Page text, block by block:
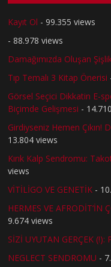
Kayıt Ol - 99.355 views
- 88.978 views
Damağımızda Oluşan
Tıp Temalı 3 Kitap Önerisi
Görsel Seçici Dikkatin E-
Biçimde Gelişmesi -
Girdiyseniz Hemen
13.804 views
Kırık Kalp Sendromu:
views
VİTİLİGO VE GENETİK -
HERMES VE AFRODİT’İN
9.674 views
SİZİ UYUTAN GERÇEK
NEGLECT SENDROMU -